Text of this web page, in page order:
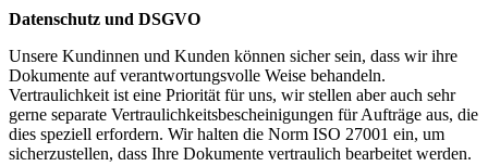
Datenschutz und DSGVO
Unsere Kundinnen und Kunden können sicher sein, dass wir ihre
Dokumente auf verantwortungsvolle Weise behandeln.
Vertraulichkeit ist eine Priorität für uns, wir stellen aber auch sehr
gerne separate Vertraulichkeitsbescheinigungen für Aufträge aus, die
dies speziell erfordern. Wir halten die Norm ISO 27001 ein, um
sicherzustellen, dass Ihre Dokumente vertraulich bearbeitet werden.